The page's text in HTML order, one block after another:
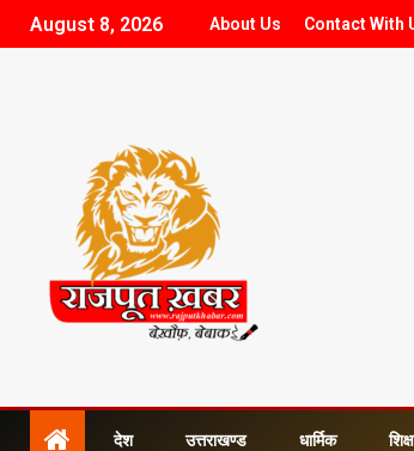
August 8, 2026 About Us Contact With
देश उत्तराखण्ड धार्मिक